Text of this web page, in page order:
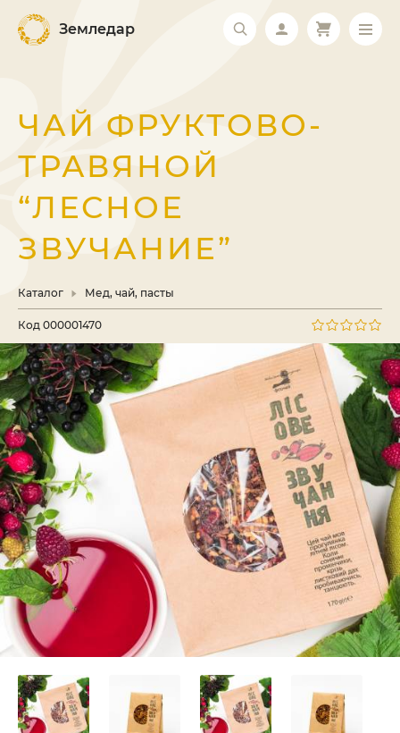
Земледар
ЧАЙ ФРУКТОВО-
ТРАВЯНОЙ
“ЛЕСНОЕ
ЗВУЧАНИЕ”
Каталог Мед, чай, пасты
Код 000001470